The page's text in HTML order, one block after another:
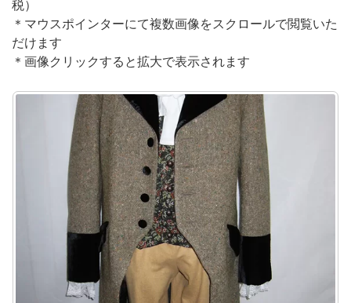
税）
＊マウスポインターにて複数画像をスクロールで閲覧いた
だけます
＊画像クリックすると拡大で表示されます